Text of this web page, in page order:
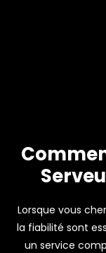
Lorsque vous
la fiabilité sont
un service